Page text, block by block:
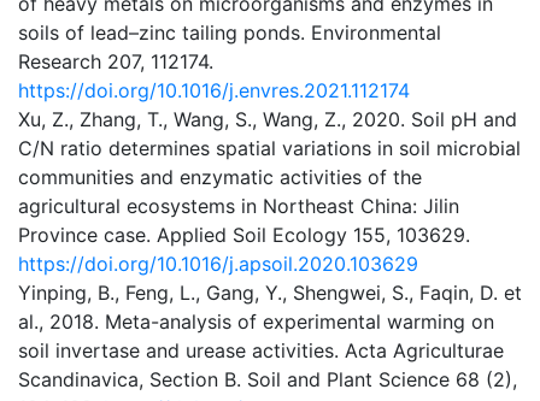
soils of lead–zinc tailing ponds. Environmental
Research 207, 112174.
https://doi.org/10.1016/j.envres.2021.112174
Xu, Z., Zhang, T., Wang, S., Wang, Z., 2020. Soil pH and
C/N ratio determines spatial variations in soil microbial
communities and enzymatic activities of the
agricultural ecosystems in Northeast China: Jilin
Province case. Applied Soil Ecology 155, 103629.
https://doi.org/10.1016/j.apsoil.2020.103629
Yinping, B., Feng, L., Gang, Y., Shengwei, S., Faqin, D. et
al., 2018. Meta-analysis of experimental warming on
soil invertase and urease activities. Acta Agriculturae
Scandinavica, Section B. Soil and Plant Science 68 (2),